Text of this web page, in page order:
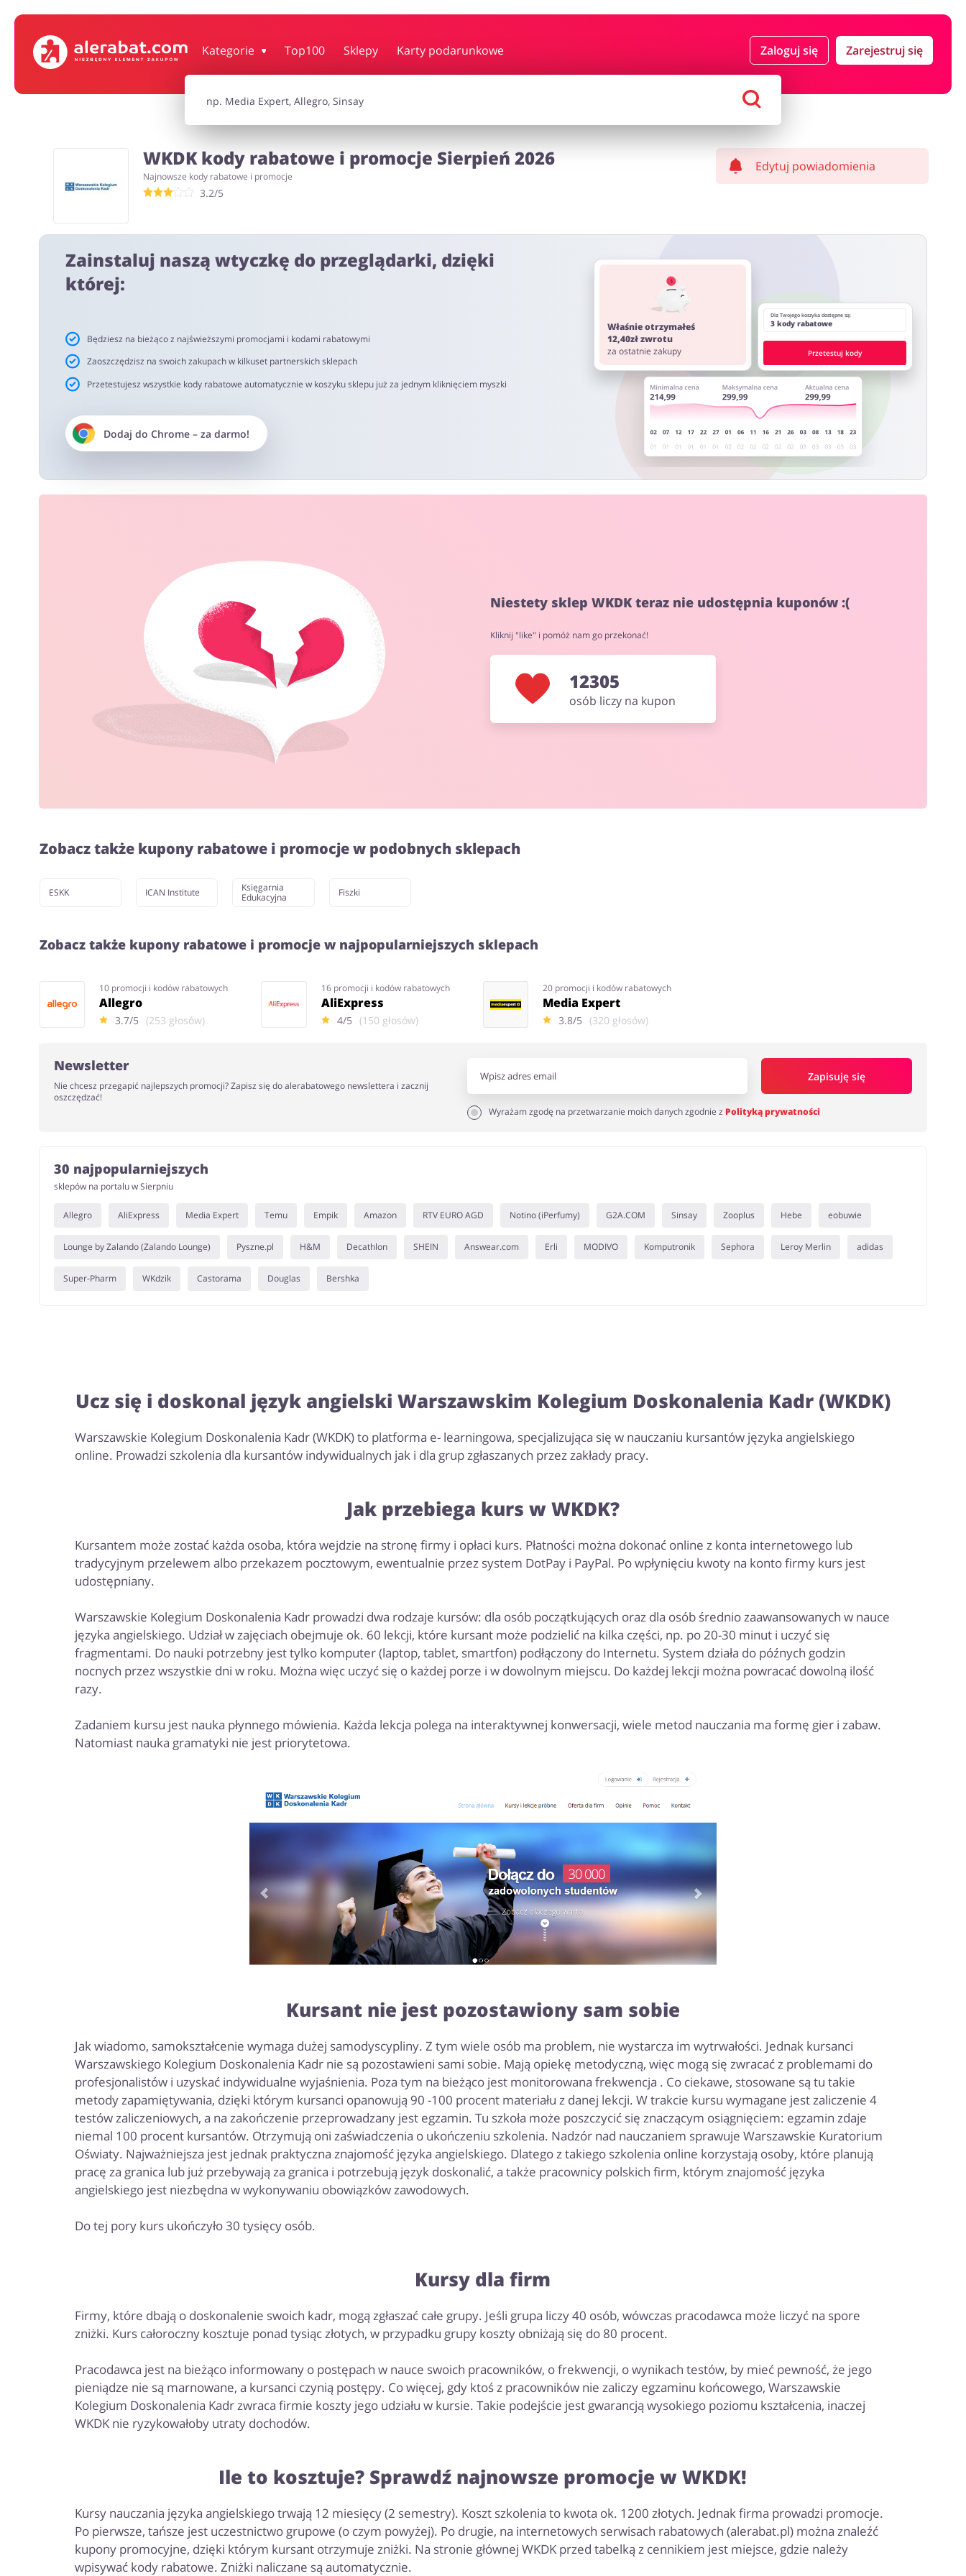
Kategorie Top100 Sklepy Karty podarunkowe Zaloguj się Zarejestruj się
Turystyka i Podróże Usługi Zdrowie i uroda
WKDK kody rabatowe i promocje Sierpień 2026
Najnowsze kody rabatowe i promocje
3.2/5
Edytuj powiadomienia
Zainstaluj naszą wtyczkę do przeglądarki, dzięki
której:
Będziesz na bieżąco z najświeższymi promocjami i kodami rabatowymi
Zaoszczędzisz na swoich zakupach w kilkuset partnerskich sklepach
Przetestujesz wszystkie kody rabatowe automatycznie w koszyku sklepu już za jednym kliknięciem myszki
Dodaj do Chrome– za darmo!
Właśnie otrzymałeś
12,40zł zwrotu
za ostatnie zakupy
Dla Twojego koszyka dostępne są:
3 kody rabatowe
Przetestuj kody
Niestety sklep WKDK teraz nie udostępnia kuponów :(
Kliknij "like" i pomóż nam go przekonać!
12305
osób liczy na kupon
Zobacz także kupony rabatowe i promocje w podobnych sklepach
ESKK ICAN Institute
Księgarnia
Edukacyjna
Fiszki
Zobacz także kupony rabatowe i promocje w najpopularniejszych sklepach
10 promocji i kodów rabatowych
Allegro
3.7/5 (253 głosów)
16 promocji i kodów rabatowych
AliExpress
4/5 (150 głosów)
20 promocji i kodów rabatowych
Media Expert
3.8/5 (320 głosów)
Newsletter
Nie chcesz przegapić najlepszych promocji? Zapisz się do alerabatowego newslettera i zacznij
oszczędzać!
Zapisuję się
Wyrażam zgodę na przetwarzanie moich danych zgodnie z Polityką prywatności
30 najpopularniejszych
sklepów na portalu w Sierpniu
Allegro AliExpress Media Expert Temu Empik Amazon RTV EURO AGD Notino (iPerfumy) G2A.COM Sinsay Zooplus Hebe eobuwie
Lounge by Zalando (Zalando Lounge) Pyszne.pl H&M Decathlon SHEIN Answear.com Erli MODIVO Komputronik Sephora Leroy Merlin adidas
Super-Pharm WKdzik Castorama Douglas Bershka
Ucz się i doskonal język angielski Warszawskim Kolegium Doskonalenia Kadr (WKDK)
Warszawskie Kolegium Doskonalenia Kadr (WKDK) to platforma e- learningowa, specjalizująca się w nauczaniu kursantów języka angielskiego
online. Prowadzi szkolenia dla kursantów indywidualnych jak i dla grup zgłaszanych przez zakłady pracy.
Jak przebiega kurs w WKDK?
Kursantem może zostać każda osoba, która wejdzie na stronę firmy i opłaci kurs. Płatności można dokonać online z konta internetowego lub
tradycyjnym przelewem albo przekazem pocztowym, ewentualnie przez system DotPay i PayPal. Po wpłynięciu kwoty na konto firmy kurs jest
udostępniany.
Warszawskie Kolegium Doskonalenia Kadr prowadzi dwa rodzaje kursów: dla osób początkujących oraz dla osób średnio zaawansowanych w nauce
języka angielskiego. Udział w zajęciach obejmuje ok. 60 lekcji, które kursant może podzielić na kilka części, np. po 20-30 minut i uczyć się
fragmentami. Do nauki potrzebny jest tylko komputer (laptop, tablet, smartfon) podłączony do Internetu. System działa do późnych godzin
nocnych przez wszystkie dni w roku. Można więc uczyć się o każdej porze i w dowolnym miejscu. Do każdej lekcji można powracać dowolną ilość
razy.
Zadaniem kursu jest nauka płynnego mówienia. Każda lekcja polega na interaktywnej konwersacji, wiele metod nauczania ma formę gier i zabaw.
Natomiast nauka gramatyki nie jest priorytetowa.
Kursant nie jest pozostawiony sam sobie
Jak wiadomo, samokształcenie wymaga dużej samodyscypliny. Z tym wiele osób ma problem, nie wystarcza im wytrwałości. Jednak kursanci
Warszawskiego Kolegium Doskonalenia Kadr nie są pozostawieni sami sobie. Mają opiekę metodyczną, więc mogą się zwracać z problemami do
profesjonalistów i uzyskać indywidualne wyjaśnienia. Poza tym na bieżąco jest monitorowana frekwencja . Co ciekawe, stosowane są tu takie
metody zapamiętywania, dzięki którym kursanci opanowują 90 -100 procent materiału z danej lekcji. W trakcie kursu wymagane jest zaliczenie 4
testów zaliczeniowych, a na zakończenie przeprowadzany jest egzamin. Tu szkoła może poszczycić się znaczącym osiągnięciem: egzamin zdaje
niemal 100 procent kursantów. Otrzymują oni zaświadczenia o ukończeniu szkolenia. Nadzór nad nauczaniem sprawuje Warszawskie Kuratorium
Oświaty. Najważniejsza jest jednak praktyczna znajomość języka angielskiego. Dlatego z takiego szkolenia online korzystają osoby, które planują
pracę za granica lub już przebywają za granica i potrzebują język doskonalić, a także pracownicy polskich firm, którym znajomość języka
angielskiego jest niezbędna w wykonywaniu obowiązków zawodowych.
Do tej pory kurs ukończyło 30 tysięcy osób.
Kursy dla firm
Firmy, które dbają o doskonalenie swoich kadr, mogą zgłaszać całe grupy. Jeśli grupa liczy 40 osób, wówczas pracodawca może liczyć na spore
zniżki. Kurs całoroczny kosztuje ponad tysiąc złotych, w przypadku grupy koszty obniżają się do 80 procent.
Pracodawca jest na bieżąco informowany o postępach w nauce swoich pracowników, o frekwencji, o wynikach testów, by mieć pewność, że jego
pieniądze nie są marnowane, a kursanci czynią postępy. Co więcej, gdy ktoś z pracowników nie zaliczy egzaminu końcowego, Warszawskie
Kolegium Doskonalenia Kadr zwraca firmie koszty jego udziału w kursie. Takie podejście jest gwarancją wysokiego poziomu kształcenia, inaczej
WKDK nie ryzykowałoby utraty dochodów.
Ile to kosztuje? Sprawdź najnowsze promocje w WKDK!
Kursy nauczania języka angielskiego trwają 12 miesięcy (2 semestry). Koszt szkolenia to kwota ok. 1200 złotych. Jednak firma prowadzi promocje.
Po pierwsze, tańsze jest uczestnictwo grupowe (o czym powyżej). Po drugie, na internetowych serwisach rabatowych (alerabat.pl) można znaleźć
kupony promocyjne, dzięki którym kursant otrzymuje zniżki. Na stronie głównej WKDK przed tabelką z cennikiem jest miejsce, gdzie należy
wpisywać kody rabatowe. Zniżki naliczane są automatycznie.